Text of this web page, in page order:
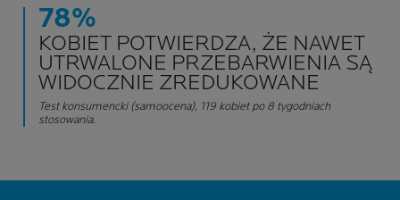
78%
KOBIET POTWIERDZA, ŻE NAWET
UTRWALONE PRZEBARWIENIA SĄ
WIDOCZNIE ZREDUKOWANE
Test konsumencki (samoocena), 119 kobiet po 8 tygodniach
stosowania.